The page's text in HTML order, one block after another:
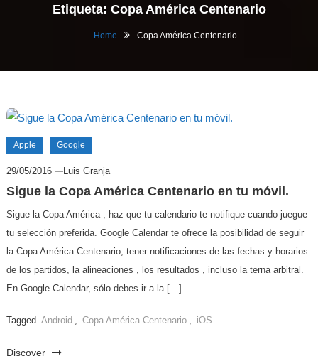
Etiqueta: Copa América Centenario
Home Copa América Centenario
Apple Google
29/05/2016 Luis Granja
Sigue la Copa América Centenario en tu móvil.
Sigue la Copa América , haz que tu calendario te notifique cuando juegue
tu selección preferida. Google Calendar te ofrece la posibilidad de seguir
la Copa América Centenario, tener notificaciones de las fechas y horarios
de los partidos, la alineaciones , los resultados , incluso la terna arbitral.
En Google Calendar, sólo debes ir a la […]
Tagged Android Copa América Centenario iOS
Discover